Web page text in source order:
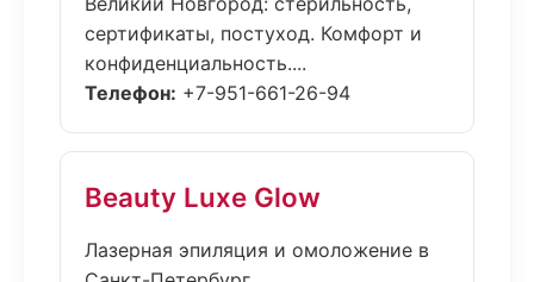
сертификаты, постуход. Комфорт и
конфиденциальность....
Телефон: +7-951-661-26-94
Beauty Luxe Glow
Лазерная эпиляция и омоложение в